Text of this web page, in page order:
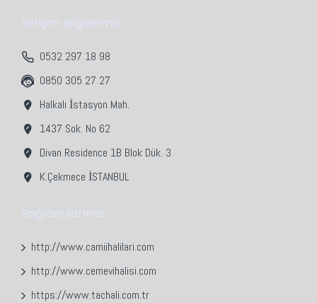
İletişim Bilgilerimiz
0532 297 18 98
0850 305 27 27
Halkalı İstasyon Mah.
1437 Sok. No 62
Divan Residence 1B Blok Dük. 3
K.Çekmece İSTANBUL
Bağlantılarımız
http://www.camiihalilari.com
http://www.cemevihalisi.com
https://www.tachali.com.tr